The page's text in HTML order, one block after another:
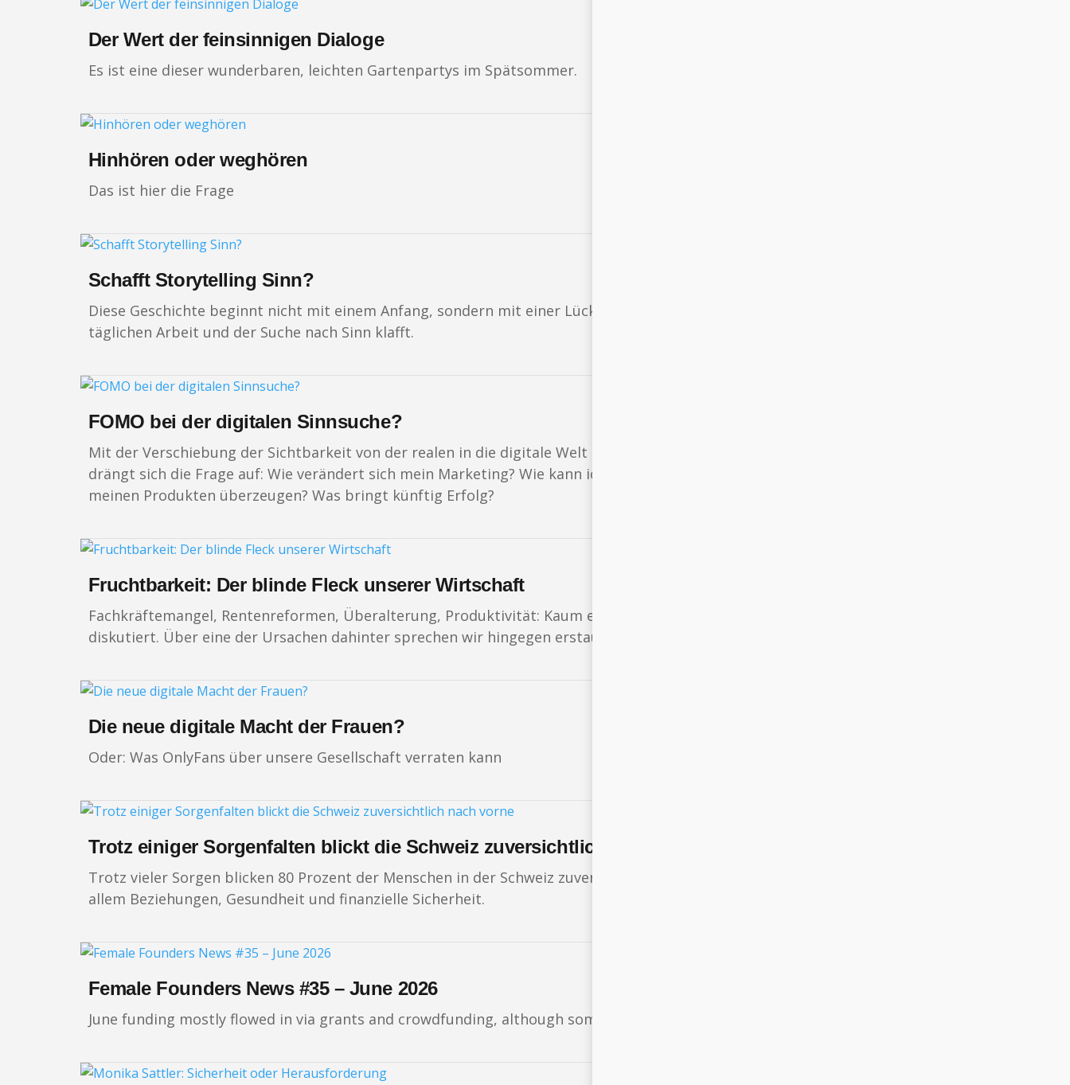
Der Wert der feinsinnigen Dialoge
Es ist eine dieser wunderbaren, leichten Gartenpartys im Spätsommer.
Hinhören oder weghören
Das ist hier die Frage
Schafft Storytelling Sinn?
Diese Geschichte beginnt nicht mit einem Anfang, sondern mit einer Lücke. Einer Lücke, die für viele Menschen zwischen ihrer
täglichen Arbeit und der Suche nach Sinn klafft.
FOMO bei der digitalen Sinnsuche?
Mit der Verschiebung der Sichtbarkeit von der realen in die digitale Welt – und damit einem massiv erweiterten Horizont –
drängt sich die Frage auf: Wie verändert sich mein Marketing? Wie kann ich Menschen von mir und meiner Dienstleistung oder
meinen Produkten überzeugen? Was bringt künftig Erfolg?
Fruchtbarkeit: Der blinde Fleck unserer Wirtschaft
Fachkräftemangel, Rentenreformen, Überalterung, Produktivität: Kaum ein wirtschaftliches Thema wird derzeit intensiver
diskutiert. Über eine der Ursachen dahinter sprechen wir hingegen erstaunlich selten – die sinkende Geburtenrate.
Die neue digitale Macht der Frauen?
Oder: Was OnlyFans über unsere Gesellschaft verraten kann
Trotz einiger Sorgenfalten blickt die Schweiz zuversichtlich nach vorne
Trotz vieler Sorgen blicken 80 Prozent der Menschen in der Schweiz zuversichtlich auf das kommende Jahr. Halt geben ihnen vor
allem Beziehungen, Gesundheit und finanzielle Sicherheit.
Female Founders News #35 – June 2026
June funding mostly flowed in via grants and crowdfunding, although some financing rounds also closed.